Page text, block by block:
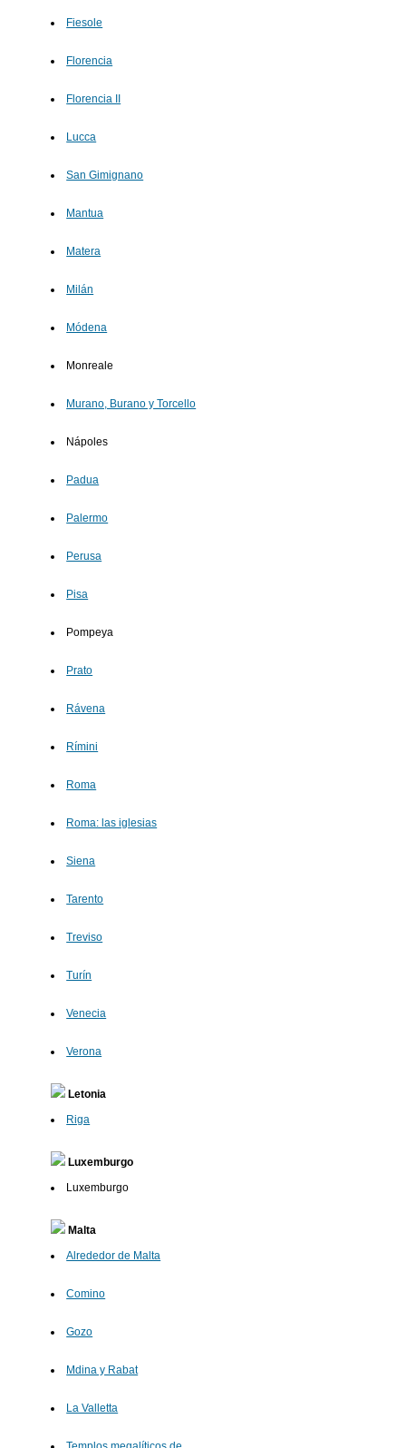
Fiesole
Florencia
Florencia II
Lucca
San Gimignano
Mantua
Matera
Milán
Módena
Monreale
Murano, Burano y Torcello
Nápoles
Padua
Palermo
Perusa
Pisa
Pompeya
Prato
Rávena
Rímini
Roma
Roma: las iglesias
Siena
Tarento
Treviso
Turín
Venecia
Verona
Letonia
Riga
Luxemburgo
Luxemburgo
Malta
Alrededor de Malta
Comino
Gozo
Mdina y Rabat
La Valletta